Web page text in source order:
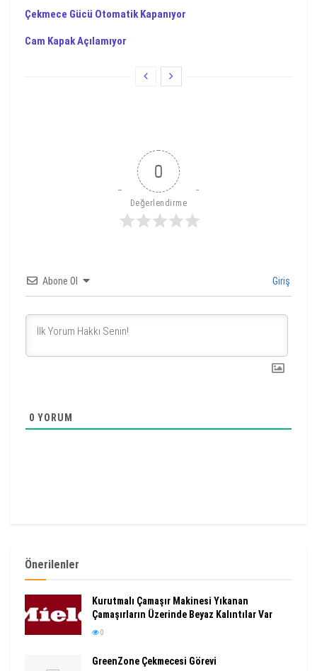
Çekmece Gücü Otomatik Kapanıyor
Cam Kapak Açılamıyor
0
Değerlendirme
Abone Ol Giriş
0 YORUM
Önerilenler
Kurutmalı Çamaşır Makinesi Yıkanan
Çamaşırların Üzerinde Beyaz Kalıntılar Var
0
GreenZone Çekmecesi Görevi